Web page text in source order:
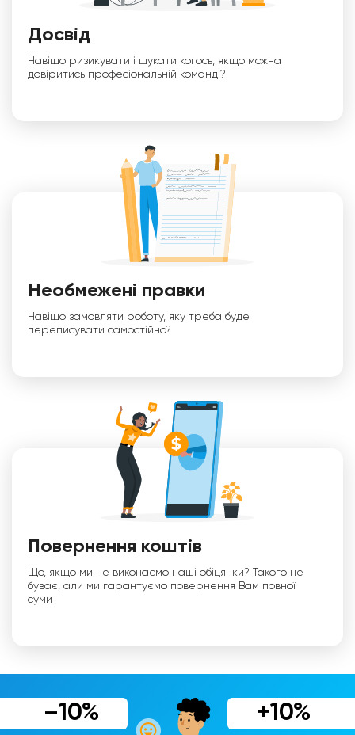
Досвід
Навіщо ризикувати і шукати когось, якщо можна
довіритись професіональній команді?
Необмежені правки
Навіщо замовляти роботу, яку треба буде
переписувати самостійно?
Повернення коштів
Що, якщо ми не виконаємо наші обіцянки? Такого не
буває, али ми гарантуємо повернення Вам повної
суми
–10% +10%